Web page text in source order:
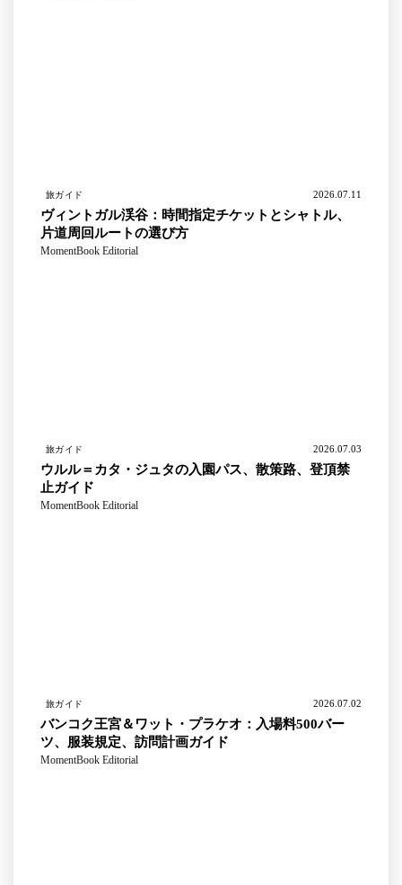
旅ガイド 2026.07.11
ヴィントガル渓谷：時間指定チケットとシャトル、
片道周回ルートの選び方
MomentBook Editorial
旅ガイド 2026.07.03
ウルル＝カタ・ジュタの入園パス、散策路、登頂禁
止ガイド
MomentBook Editorial
旅ガイド 2026.07.02
バンコク王宮＆ワット・プラケオ：入場料500バー
ツ、服装規定、訪問計画ガイド
MomentBook Editorial